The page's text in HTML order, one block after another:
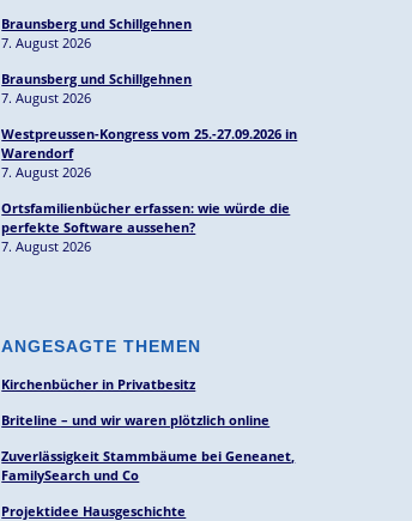
Braunsberg und Schillgehnen
7. August 2026
Braunsberg und Schillgehnen
7. August 2026
Westpreussen-Kongress vom 25.-27.09.2026 in
Warendorf
7. August 2026
Ortsfamilienbücher erfassen: wie würde die
perfekte Software aussehen?
7. August 2026
ANGESAGTE THEMEN
Kirchenbücher in Privatbesitz
Briteline – und wir waren plötzlich online
Zuverlässigkeit Stammbäume bei Geneanet,
FamilySearch und Co
Projektidee Hausgeschichte